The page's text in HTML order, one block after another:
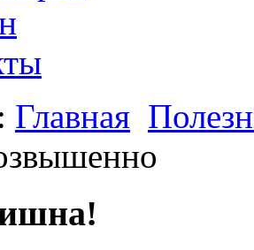
Главная